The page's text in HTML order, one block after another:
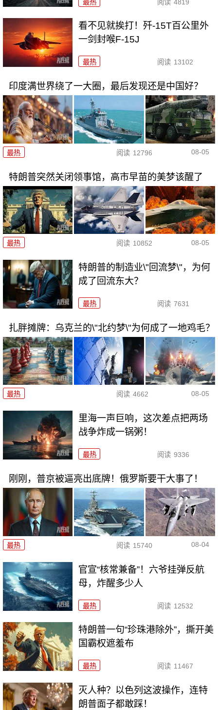
最热 阅读 4819
看不见就挨打！歼-15T百公里外
一剑封喉F-15J
最热 阅读 13102
印度满世界绕了一大圈，最后发现还是中国好？
最热 阅读 12796 08-05
特朗普突然关闭领事馆，高市早苗的美梦该醒了
最热 阅读 10852 08-05
特朗普的制造业\"回流梦\"，为何
成了回流东大？
最热 阅读 7631
扎胖摊牌：乌克兰的\"北约梦\"为何成了一地鸡毛？
最热 阅读 4662 08-05
里海一声巨响，这次差点把两场
战争炸成一锅粥！
最热 阅读 9336
刚刚，普京被逼亮出底牌！俄罗斯要干大事了！
最热 阅读 15740 08-04
官宣“核常兼备”！六爷挂弹反航
母，炸醒多少人
最热 阅读 12532
特朗普一句“珍珠港除外”，撕开美
国霸权遮羞布
最热 阅读 11467
灭人种？以色列这波操作，连特
朗普面子都敢踩！